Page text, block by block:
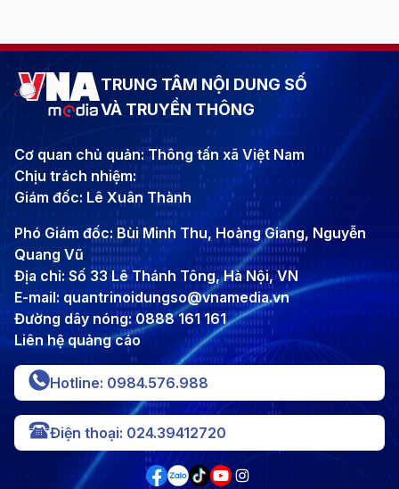
TRUNG TÂM NỘI DUNG SỐ
VÀ TRUYỀN THÔNG
Cơ quan chủ quản: Thông tấn xã Việt Nam
Chịu trách nhiệm:
Giám đốc: Lê Xuân Thành
Phó Giám đốc: Bùi Minh Thu, Hoàng Giang, Nguyễn
Quang Vũ
Địa chỉ: Số 33 Lê Thánh Tông, Hà Nội, VN
E-mail: quantrinoidungso@vnamedia.vn
Đường dây nóng: 0888 161 161
Liên hệ quảng cáo
Hotline: 0984.576.988
Điện thoại: 024.39412720